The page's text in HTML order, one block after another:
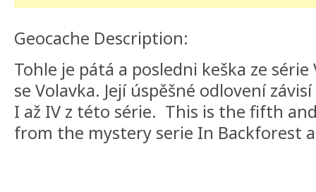
Geocache Description:
Tohle je pátá a posledni keška ze
se Volavka. Její úspěšné odlovení
I až IV z této série. This is the fifth
from the mystery serie In Backforest